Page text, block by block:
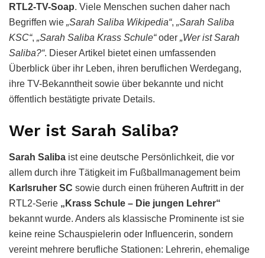
RTL2-TV-Soap. Viele Menschen suchen daher nach
Begriffen wie „Sarah Saliba Wikipedia“, „Sarah Saliba
KSC“, „Sarah Saliba Krass Schule“oder „Wer ist Sarah
Saliba?“. Dieser Artikel bietet einen umfassenden
Überblick über ihr Leben, ihren beruflichen Werdegang,
ihre TV-Bekanntheit sowie über bekannte und nicht
öffentlich bestätigte private Details.
Wer ist Sarah Saliba?
Sarah Saliba ist eine deutsche Persönlichkeit, die vor
allem durch ihre Tätigkeit im Fußballmanagement beim
Karlsruher SC sowie durch einen früheren Auftritt in der
RTL2-Serie „Krass Schule – Die jungen Lehrer“
bekannt wurde. Anders als klassische Prominente ist sie
keine reine Schauspielerin oder Influencerin, sondern
vereint mehrere berufliche Stationen: Lehrerin, ehemalige